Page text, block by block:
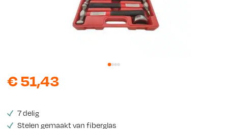
€51,43
7 delig
Stelen gemaakt van fiberglas